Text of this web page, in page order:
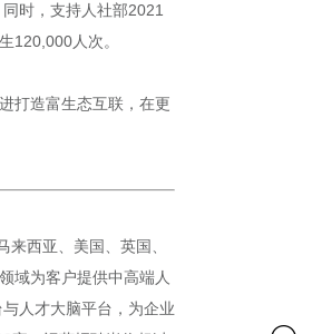
时，支持人社部2021
120,000人次。
打造富生态互联，在更
西亚、美国、英国、
域为客户提供中高端人
人才大脑平台，为企业